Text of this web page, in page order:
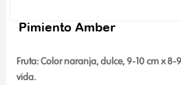
Pimiento Amber
Fruta: Color naranja, dulce, 9-10 cm x
vida.